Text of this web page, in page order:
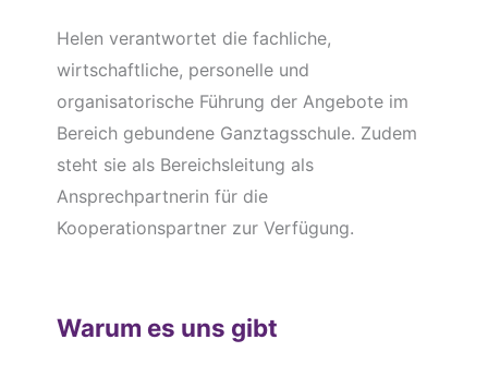
Helen verantwortet die fachliche,
wirtschaftliche, personelle und
organisatorische Führung der Angebote im
Bereich gebundene Ganztagsschule. Zudem
steht sie als Bereichsleitung als
Ansprechpartnerin für die
Kooperationspartner zur Verfügung.
Warum es uns gibt